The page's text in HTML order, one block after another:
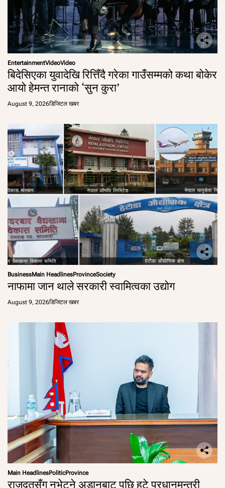
EntertainmentVideoVideo
बिदेसिएका युवादेखि रित्तिँदै गरेका गाउँसम्मको कथा बोकेर
आयो हेमन्त रानाको ‘सुन कुरा’
August 9, 2026डिजिटल खबर
BusinessMain HeadlinesProvinceSociety
नाफामा जान थाले सरकारी स्वामित्वका उद्योग
August 9, 2026डिजिटल खबर
Main HeadlinesPoliticProvince
राजदूतसँग नभेटने अडानबाट पछि हटे प्रधानमन्त्री